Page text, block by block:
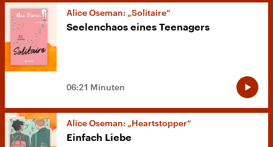
Alice Oseman: „Solitaire“
Seelenchaos eines Teenagers
06:21 Minuten
Alice Oseman: „Heartstopper“
Einfach Liebe